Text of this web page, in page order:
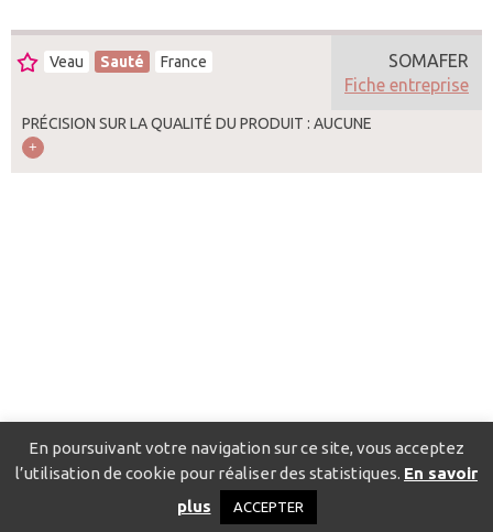
Veau Sauté France
PRÉCISION SUR LA QUALITÉ DU PRODUIT : AUCUNE
SOMAFER
Fiche entreprise
Catalogue pour localiser les fournisseurs
Politique de confidentialité
En poursuivant votre navigation sur ce site, vous acceptez
l’utilisation de cookie pour réaliser des statistiques. En savoir
plus
ACCEPTER